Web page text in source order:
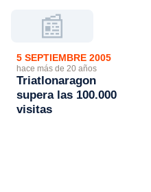
📰
5 SEPTIEMBRE 2005
hace más de 20 años
Triatlonaragon
supera las 100.000
visitas